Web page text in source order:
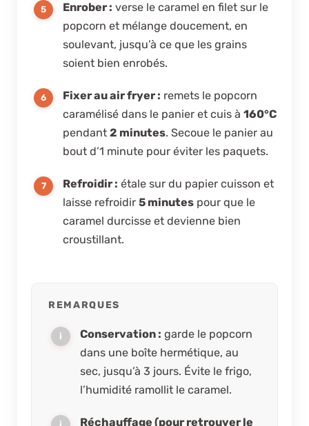
Enrober : verse le caramel en filet sur le
popcorn et mélange doucement, en
soulevant, jusqu’à ce que les grains
soient bien enrobés.
Fixer au air fryer : remets le popcorn
caramélisé dans le panier et cuis à 160°C
pendant 2 minutes. Secoue le panier au
bout d’1 minute pour éviter les paquets.
Refroidir : étale sur du papier cuisson et
laisse refroidir 5 minutes pour que le
caramel durcisse et devienne bien
croustillant.
REMARQUES
Conservation : garde le popcorn
dans une boîte hermétique, au
sec, jusqu’à 3 jours. Évite le frigo,
l’humidité ramollit le caramel.
Réchauffage (pour retrouver le